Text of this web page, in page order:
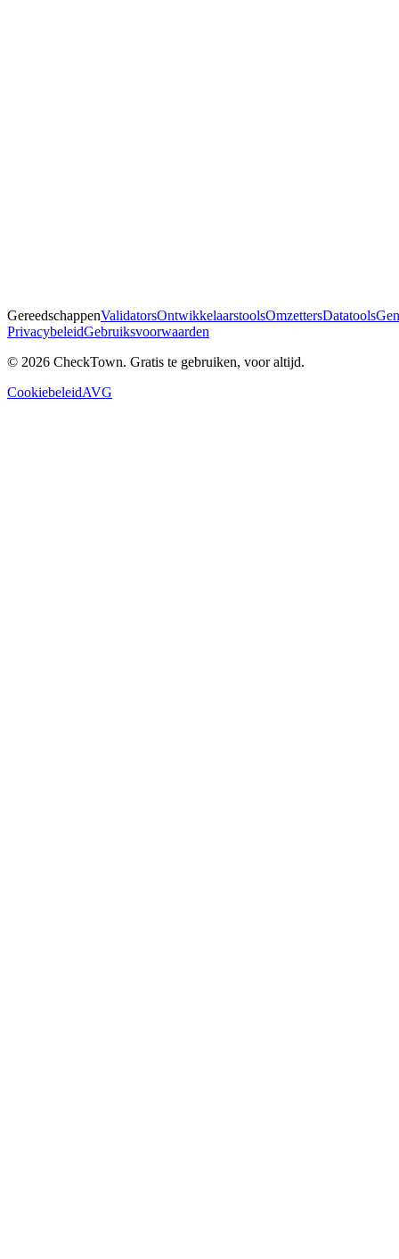
GereedschappenValidatorsOntwikkelaarstoolsOmzettersDatatools
PrivacybeleidGebruiksvoorwaarden
© 2026 CheckTown. Gratis te gebruiken, voor altijd.
CookiebeleidAVG